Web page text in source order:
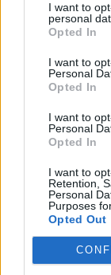
I want to
personal
Opted In
I want to
Personal
Opted In
I want to
Personal
Opted In
I want to
Retention,
Personal
Purposes
Opted Out
Teszten a
hűtőszekrényei
Szerklead